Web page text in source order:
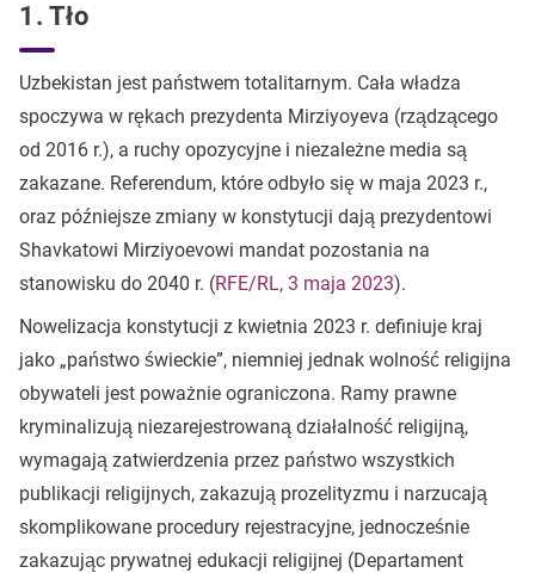
1. Tło
Uzbekistan jest państwem totalitarnym. Cała władza
spoczywa w rękach prezydenta Mirziyoyeva (rządzącego
od 2016 r.), a ruchy opozycyjne i niezależne media są
zakazane. Referendum, które odbyło się w maja 2023 r.,
oraz późniejsze zmiany w konstytucji dają prezydentowi
Shavkatowi Mirziyoevowi mandat pozostania na
stanowisku do 2040 r. (RFE/RL, 3 maja 2023).
Nowelizacja konstytucji z kwietnia 2023 r. definiuje kraj
jako „państwo świeckie”, niemniej jednak wolność religijna
obywateli jest poważnie ograniczona. Ramy prawne
kryminalizują niezarejestrowaną działalność religijną,
wymagają zatwierdzenia przez państwo wszystkich
publikacji religijnych, zakazują prozelityzmu i narzucają
skomplikowane procedury rejestracyjne, jednocześnie
zakazując prywatnej edukacji religijnej (Departament